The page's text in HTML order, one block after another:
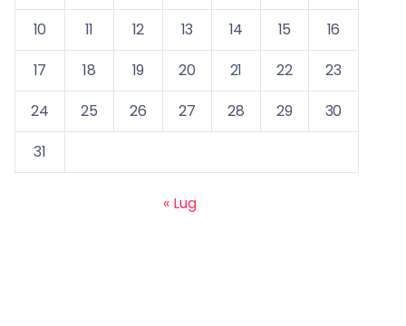
10
11 12 13 14 15
16
17
18 19 20 21 22
23
24
25 26 27 28 29
30
31
« Lug